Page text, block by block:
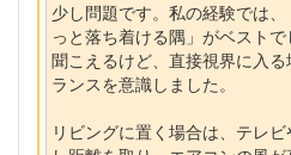
少し問題です。私の経験では
っと落ち着ける隅」がベスト
聞こえるけど、直接視界に入
ランスを意識しました。
リビングに置く場合は、テレ